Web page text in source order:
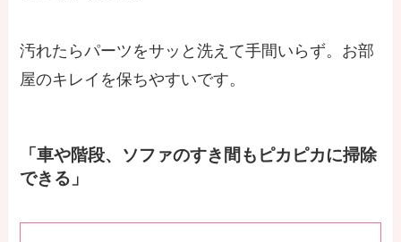
汚れたらパーツをサッと洗えて手間いらず。お部
屋のキレイを保ちやすいです。
「車や階段、ソファのすき間もピカピカに掃除
できる」